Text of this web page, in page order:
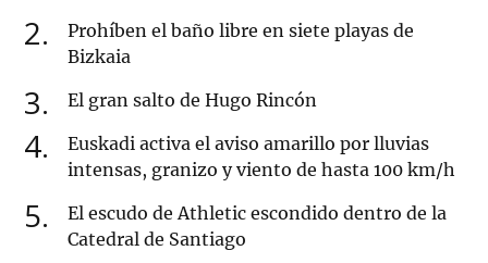
2
Prohíben el baño libre en siete playas de
Bizkaia
3 El gran salto de Hugo Rincón
4
Euskadi activa el aviso amarillo por lluvias
intensas, granizo y viento de hasta 100 km/h
5
El escudo de Athletic escondido dentro de la
Catedral de Santiago